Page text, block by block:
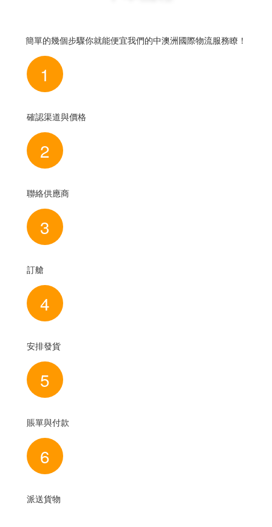
簡單的幾個步驟你就能便宜我們的中澳洲國際物流服務瞭！
1
確認渠道與價格
2
聯絡供應商
3
訂艙
4
安排發貨
5
賬單與付款
6
派送貨物